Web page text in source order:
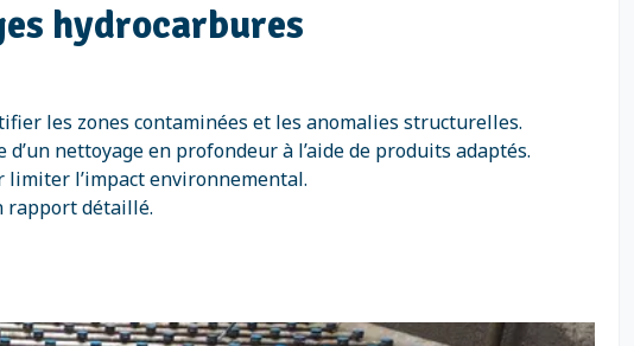
hydrocarbures
les zones contaminées et les anomalies structurelles.
nettoyage en profondeur à l’aide de produits adaptés.
limiter l’impact environnemental.
rapport détaillé.